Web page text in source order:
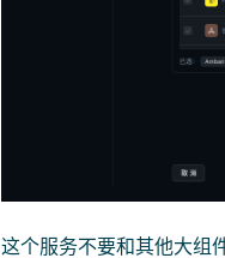
这个服务不要和其他大组